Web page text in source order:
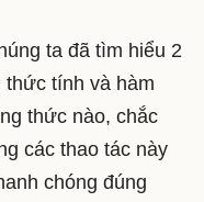
ta đã tìm hiểu 2
thức tính và hàm
thức nào, chắc
các thao tác này
chóng đúng